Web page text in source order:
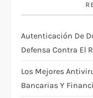
a
t
i
o
Autenticación De
Defensa Contra El
Los Mejores
Bancarias Y